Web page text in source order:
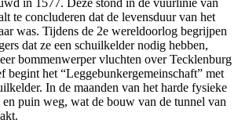
te concluderen dat de levensduur van het
was. Tijdens de 2e wereldoorlog begrijpen
dat ze een schuilkelder nodig hebben,
bommenwerper vluchten over Tecklenburg
begint het “Leggebunkergemeinschaft” met
In de maanden van het harde fysieke
en puin weg, wat de bouw van de tunnel van